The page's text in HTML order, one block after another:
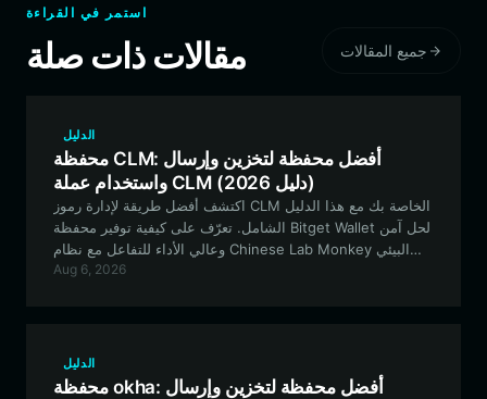
استمر في القراءة
مقالات ذات صلة جميع المقالات
الدليل
محفظة CLM: أفضل محفظة لتخزين وإرسال
واستخدام عملة CLM (دليل 2026)
اكتشف أفضل طريقة لإدارة رموز CLM الخاصة بك مع هذا الدليل
الشامل. تعرّف على كيفية توفير محفظة Bitget Wallet لحل آمن
وعالي الأداء للتفاعل مع نظام Chinese Lab Monkey البيئي
Aug 6, 2026
الدليل
محفظة okha: أفضل محفظة لتخزين وإرسال